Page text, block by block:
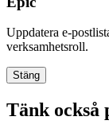
Uppdatera e-
verksamhetsroll.
Stäng
Tänk också